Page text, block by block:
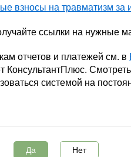
взносы на травматизм за
ссылки на нужные
отчетов и платежей см. в
КонсультантПлюс.
системой на
Да Нет